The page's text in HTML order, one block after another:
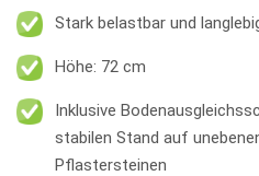
Stark belastbar und
Höhe: 72 cm
Inklusive
stabilen Stand auf
Pflastersteinen